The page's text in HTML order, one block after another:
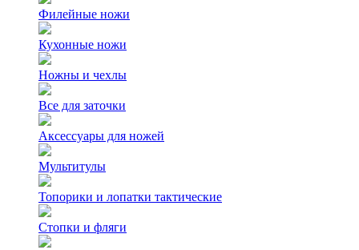
Филейные ножи
Кухонные ножи
Ножны и чехлы
Все для заточки
Аксессуары для ножей
Мультитулы
Топорики и лопатки тактические
Стопки и фляги